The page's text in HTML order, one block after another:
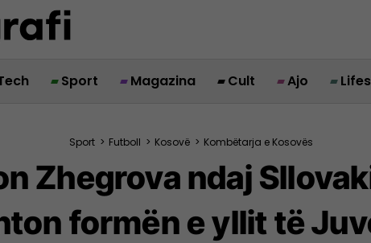
Sport Magazina Cult Ajo
Sport > Futboll > Kosovë > Kombëtarja e Kosovës
Zhegrova ndaj
formën e yllit të